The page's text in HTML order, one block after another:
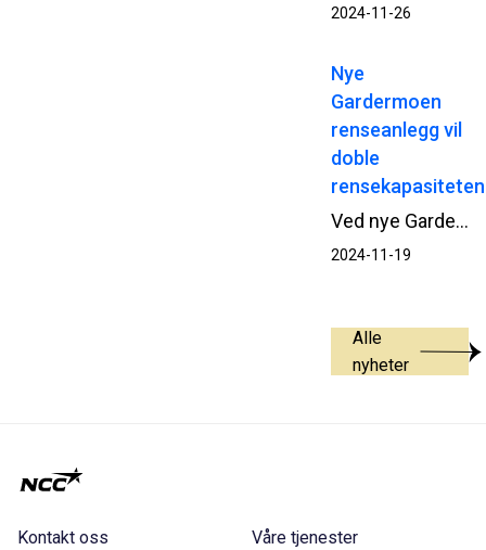
2024-11-26
Nye
Gardermoen
renseanlegg vil
doble
rensekapasiteten
Ved nye Gardermoen renseanlegg er både selve bygganlegget og utomhusarbeider ferdigstilt av NCC. I høst testes anlegget for å se at alt fungerer som det skal, fram til planlagt driftssettelse i januar 2025.
2024-11-19
Alle
nyheter
Kontakt oss Våre tjenester